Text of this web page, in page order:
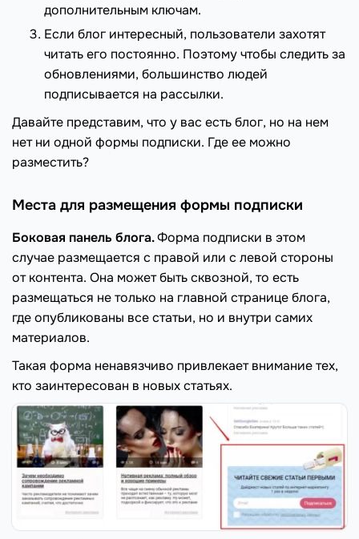
дополнительным ключам.
Если блог интересный, пользователи захотят
читать его постоянно. Поэтому чтобы следить за
обновлениями, большинство людей
подписывается на рассылки.
Давайте представим, что у вас есть блог, но на нем
нет ни одной формы подписки. Где ее можно
разместить?
Места для размещения формы подписки
Боковая панель блога.Форма подписки в этом
случае размещается с правой или с левой стороны
от контента. Она может быть сквозной, то есть
размещаться не только на главной странице блога,
где опубликованы все статьи, но и внутри самих
материалов.
Такая форма ненавязчиво привлекает внимание тех,
кто заинтересован в новых статьях.